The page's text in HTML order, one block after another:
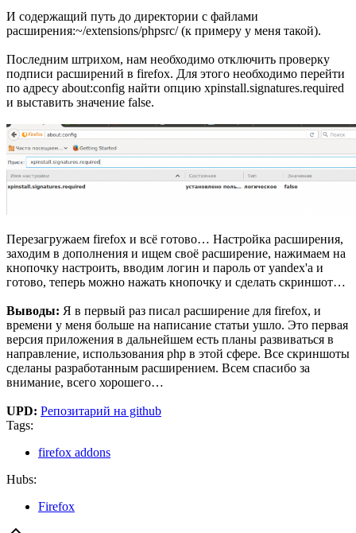
И содержащий путь до директории с файлами
расширения:~/extensions/phpsrc/ (к примеру у меня такой).
Последним штрихом, нам необходимо отключить проверку
подписи расширений в firefox. Для этого необходимо перейти
по адресу about:config найти опцию xpinstall.signatures.required
и выставить значение false.
Перезагружаем firefox и всё готово… Настройка расширения,
заходим в дополнения и ищем своё расширение, нажимаем на
кнопочку настроить, вводим логин и пароль от yandex'a и
готово, теперь можно нажать кнопочку и сделать скриншот…
Выводы: Я в первый раз писал расширение для firefox, и
времени у меня больше на написание статьи ушло. Это первая
версия приложения в дальнейшем есть планы развиваться в
направление, использования php в этой сфере. Все скриншоты
сделаны разработанным расширением. Всем спасибо за
внимание, всего хорошего…
UPD: Репозитарий на github
Tags:
firefox addons
Hubs:
Firefox